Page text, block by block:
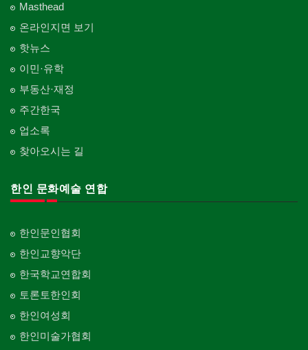
Masthead
온라인지면 보기
핫뉴스
이민·유학
부동산·재정
주간한국
업소록
찾아오시는 길
한인 문화예술 연합
한인문인협회
한인교향악단
한국학교연합회
토론토한인회
한인여성회
한인미술가협회